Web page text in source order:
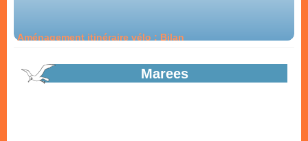
Bilan de la mise à disposition du public du projet
En savoir plus...
Marees